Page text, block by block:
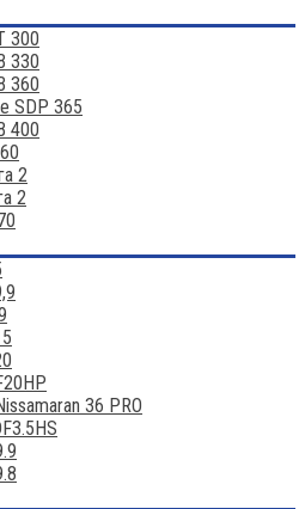
300
330
360
SDP 365
400
2
2
36 PRO